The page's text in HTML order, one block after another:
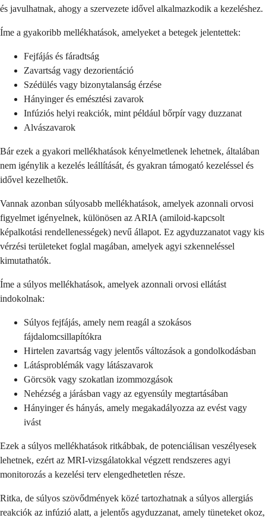
és javulhatnak, ahogy a szervezete idővel alkalmazkodik a kezeléshez.
Íme a gyakoribb mellékhatások, amelyeket a betegek jelentettek:
Fejfájás és fáradtság
Zavartság vagy dezorientáció
Szédülés vagy bizonytalanság érzése
Hányinger és emésztési zavarok
Infúziós helyi reakciók, mint például bőrpír vagy duzzanat
Alvászavarok
Bár ezek a gyakori mellékhatások kényelmetlenek lehetnek, általában
nem igénylik a kezelés leállítását, és gyakran támogató kezeléssel és
idővel kezelhetők.
Vannak azonban súlyosabb mellékhatások, amelyek azonnali orvosi
figyelmet igényelnek, különösen az ARIA (amiloid-kapcsolt
képalkotási rendellenességek) nevű állapot. Ez agyduzzanatot vagy kis
vérzési területeket foglal magában, amelyek agyi szkenneléssel
kimutathatók.
Íme a súlyos mellékhatások, amelyek azonnali orvosi ellátást
indokolnak:
Súlyos fejfájás, amely nem reagál a szokásos
fájdalomcsillapítókra
Hirtelen zavartság vagy jelentős változások a gondolkodásban
Látásproblémák vagy látászavarok
Görcsök vagy szokatlan izommozgások
Nehézség a járásban vagy az egyensúly megtartásában
Hányinger és hányás, amely megakadályozza az evést vagy
ivást
Ezek a súlyos mellékhatások ritkábbak, de potenciálisan veszélyesek
lehetnek, ezért az MRI-vizsgálatokkal végzett rendszeres agyi
monitorozás a kezelési terv elengedhetetlen része.
Ritka, de súlyos szövődmények közé tartozhatnak a súlyos allergiás
reakciók az infúzió alatt, a jelentős agyduzzanat, amely tüneteket okoz,